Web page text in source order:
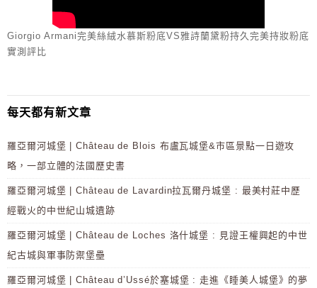
Giorgio Armani完美絲絨水慕斯粉底VS雅詩蘭黛粉持久完美持妝粉底
實測評比
每天都有新文章
羅亞爾河城堡 | Château de Blois 布盧瓦城堡&市區景點一日遊攻
略，一部立體的法國歷史書
羅亞爾河城堡 | Château de Lavardin拉瓦爾丹城堡 : 最美村莊中歷
經戰火的中世紀山城遺跡
羅亞爾河城堡 | Château de Loches 洛什城堡 : 見證王權興起的中世
紀古城與軍事防禦堡壘
羅亞爾河城堡 | Château d’Ussé於塞城堡 : 走進《睡美人城堡》的夢